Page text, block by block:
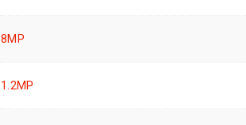
8MP
1.2MP